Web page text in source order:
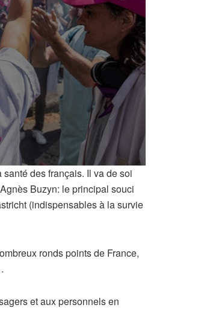
des français. Il va de soi
Buzyn: le principal souci
(indispensables à la survie
ronds points de France,
et aux personnels en